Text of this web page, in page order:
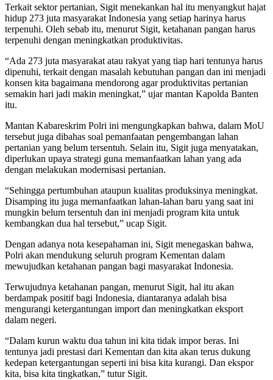
Terkait sektor pertanian, Sigit menekankan hal itu menyangkut hajat
hidup 273 juta masyarakat Indonesia yang setiap harinya harus
terpenuhi. Oleh sebab itu, menurut Sigit, ketahanan pangan harus
terpenuhi dengan meningkatkan produktivitas.
“Ada 273 juta masyarakat atau rakyat yang tiap hari tentunya harus
dipenuhi, terkait dengan masalah kebutuhan pangan dan ini menjadi
konsen kita bagaimana mendorong agar produktivitas pertanian
semakin hari jadi makin meningkat,” ujar mantan Kapolda Banten
itu.
Mantan Kabareskrim Polri ini mengungkapkan bahwa, dalam MoU
tersebut juga dibahas soal pemanfaatan pengembangan lahan
pertanian yang belum tersentuh. Selain itu, Sigit juga menyatakan,
diperlukan upaya strategi guna memanfaatkan lahan yang ada
dengan melakukan modernisasi pertanian.
“Sehingga pertumbuhan ataupun kualitas produksinya meningkat.
Disamping itu juga memanfaatkan lahan-lahan baru yang saat ini
mungkin belum tersentuh dan ini menjadi program kita untuk
kembangkan dua hal tersebut,” ucap Sigit.
Dengan adanya nota kesepahaman ini, Sigit menegaskan bahwa,
Polri akan mendukung seluruh program Kementan dalam
mewujudkan ketahanan pangan bagi masyarakat Indonesia.
Terwujudnya ketahanan pangan, menurut Sigit, hal itu akan
berdampak positif bagi Indonesia, diantaranya adalah bisa
mengurangi ketergantungan import dan meningkatkan eksport
dalam negeri.
“Dalam kurun waktu dua tahun ini kita tidak impor beras. Ini
tentunya jadi prestasi dari Kementan dan kita akan terus dukung
kedepan ketergantungan seperti ini bisa kita kurangi. Dan ekspor
kita, bisa kita tingkatkan,” tutur Sigit.